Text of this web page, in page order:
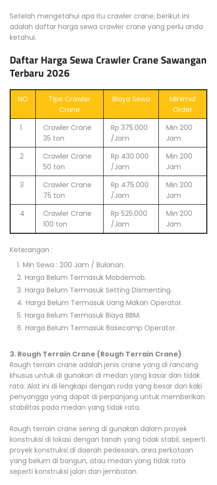
Setelah mengetahui apa itu crawler crane, berikut ini
adalah daftar harga sewa crawler crane yang perlu anda
ketahui.
Daftar Harga Sewa Crawler Crane Sawangan
Terbaru 2026
NO
Tipe Crawler
Crane
Biaya Sewa
Minimal
Order
1
Crawler Crane
35 ton
Rp 375.000
/Jam
Min 200
Jam
2
Crawler Crane
50 ton
Rp 430.000
/Jam
Min 200
Jam
3
Crawler Crane
75 ton
Rp 475.000
/Jam
Min 200
Jam
4
Crawler Crane
100 ton
Rp 525.000
/Jam
Min 200
Jam
Keterangan :
Min Sewa : 200 Jam / Bulanan.
Harga Belum Termasuk Mobdemob.
Harga Belum Termasuk Setting Dismenting.
Harga Belum Termasuk Uang Makan Operator.
Harga Belum Termasuk Biaya BBM.
Harga Belum Termasuk Basecamp Operator.
3. Rough Terrain Crane (Rough Terrain Crane)
Rough terrain crane adalah jenis crane yang di rancang
khusus untuk di gunakan di medan yang kasar dan tidak
rata. Alat ini di lengkapi dengan roda yang besar dan kaki
penyangga yang dapat di perpanjang untuk memberikan
stabilitas pada medan yang tidak rata.
Rough terrain crane sering di gunakan dalam proyek
konstruksi di lokasi dengan tanah yang tidak stabil, seperti
proyek konstruksi di daerah pedesaan, area perkotaan
yang belum di bangun, atau medan yang tidak rata
seperti konstruksi jalan dan jembatan.